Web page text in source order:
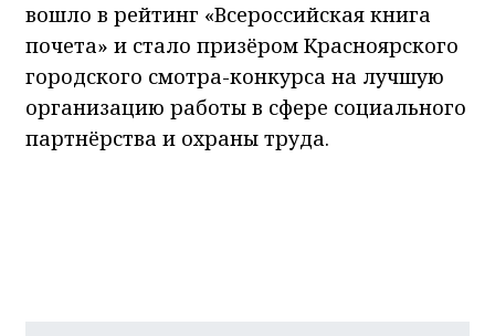
вошло в рейтинг «Всероссийская книга
почета» и стало призёром Красноярского
городского смотра-конкурса на лучшую
организацию работы в сфере социального
партнёрства и охраны труда.